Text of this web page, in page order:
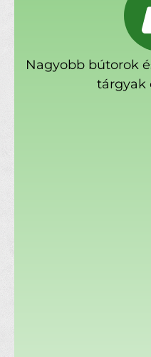
Nagyobb bútorok
tárgyak